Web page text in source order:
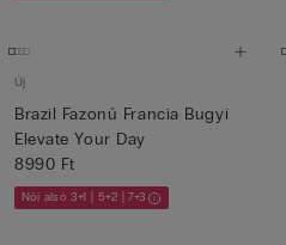
Új
Brazil Fazonú Francia Bugyi
Elevate Your Day
8990 Ft
Női alsó 3+1 | 5+2 | 7+3